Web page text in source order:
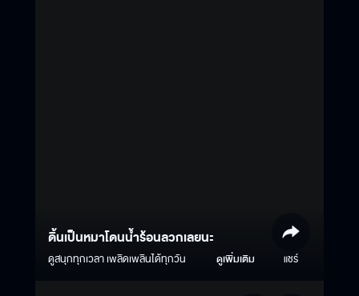
ดิ้นเป็นหมาโดนน้ำร้อนลวกเลยนะ
ดูสนุกทุกเวลา เพลิดเพลินได้ทุกวัน ดูเพิ่มเติม แชร์